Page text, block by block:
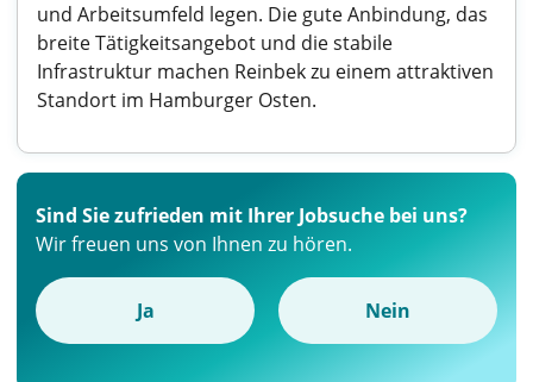
und Arbeitsumfeld legen. Die gute Anbindung, das
breite Tätigkeitsangebot und die stabile
Infrastruktur machen Reinbek zu einem attraktiven
Standort im Hamburger Osten.
Sind Sie zufrieden mit Ihrer Jobsuche bei uns?
Wir freuen uns von Ihnen zu hören.
Ja Nein